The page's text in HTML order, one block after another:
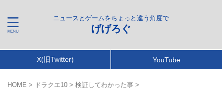
ニュースとゲームをちょっと違う角度で
げげろぐ
X(旧Twitter) YouTube
HOME > ドラクエ10 > 検証してわかった事 >